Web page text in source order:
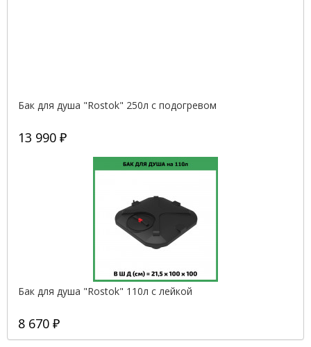
Бак для душа "Rostok" 250л с подогревом
13 990 ₽
Бак для душа "Rostok" 110л с лейкой
8 670 ₽